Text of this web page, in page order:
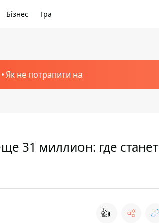
Бізнес Гра
Як не потрапити на
31 миллион: где станет
👍